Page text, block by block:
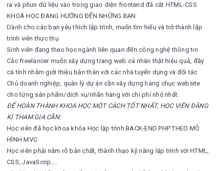
ra và phun dữ liệu vào trong giao diện frontend đã cắt HTML-CSS
KHOÁ HỌC ĐANG HƯỚNG ĐẾN NHỮNG BẠN:
Dành cho các bạn yêu thích lập trình, muốn tìm hiểu và trở thành lập
trình viên thực thụ
Sinh viên đang theo học ngành liên quan đến công nghệ thông tin
Các freelancer muốn xây dựng trang web cá nhân thật hiệu quả, đầy
cá tính nhằm giới thiệu bản thân với các nhà tuyển dụng và đối tác
Chủ doanh nghiệp, quản lý dự án cần xây dựng hàng chục website
cho từng sản phẩm/dịch vụ/nhãn hàng với chi phí nhỏ nhất.
ĐỂ HOÀN THÀNH KHOÁ HỌC MỘT CÁCH TỐT NHẤT, HỌC VIÊN ĐĂNG
KÍ THAM GIA CẦN:
Học viên đã học khoa khóa Học lập trình BACK-END PHP THEO MÔ
HÌNH MVC
Học viên phải nắm rõ bản chất, thành thạo kỹ năng lập trình với HTML,
CSS, JavaScrip….